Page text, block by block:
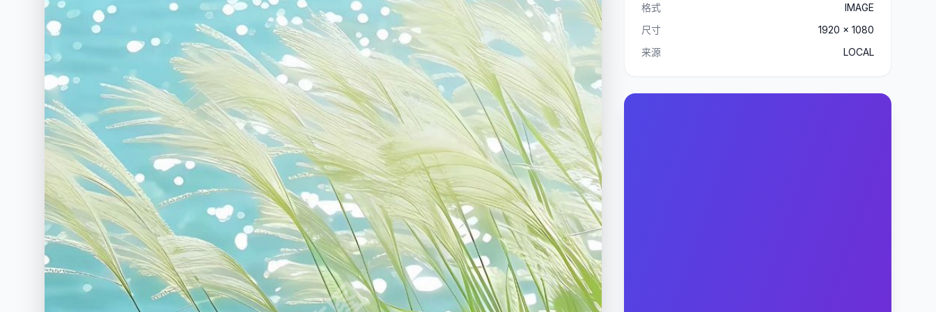
格式
IMAGE
尺寸
1920 x 1080
来源
LOCAL